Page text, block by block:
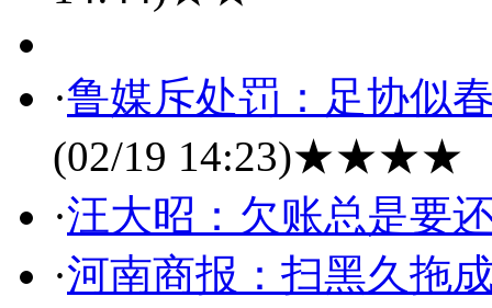
·鲁媒斥处罚：足协似
(02/19 14:23)★★★★
·汪大昭：欠账总是要
·河南商报：扫黑久拖